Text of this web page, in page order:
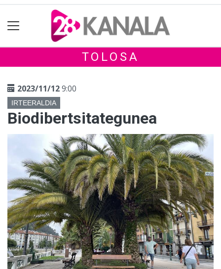
TOLOSA
2023/11/129:00
IRTEERALDIA
Biodibertsitategunea